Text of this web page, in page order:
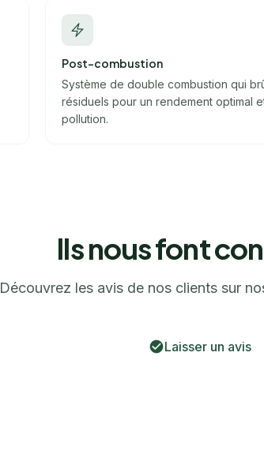
Post-combustion
Système de double combustion qui
résiduels pour un rendement optimal
pollution.
Ils nous font
Découvrez les avis de nos clients sur
Laisser un avis